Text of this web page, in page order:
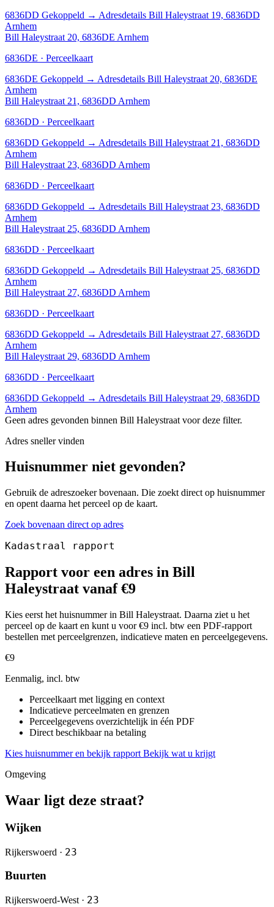
6836DD Gekoppeld → Adresdetails Bill Haleystraat 19, 6836DD
Arnhem
Bill Haleystraat 20, 6836DE Arnhem
6836DE · Perceelkaart
6836DE Gekoppeld → Adresdetails Bill Haleystraat 20, 6836DE
Arnhem
Bill Haleystraat 21, 6836DD Arnhem
6836DD · Perceelkaart
6836DD Gekoppeld → Adresdetails Bill Haleystraat 21, 6836DD
Arnhem
Bill Haleystraat 23, 6836DD Arnhem
6836DD · Perceelkaart
6836DD Gekoppeld → Adresdetails Bill Haleystraat 23, 6836DD
Arnhem
Bill Haleystraat 25, 6836DD Arnhem
6836DD · Perceelkaart
6836DD Gekoppeld → Adresdetails Bill Haleystraat 25, 6836DD
Arnhem
Bill Haleystraat 27, 6836DD Arnhem
6836DD · Perceelkaart
6836DD Gekoppeld → Adresdetails Bill Haleystraat 27, 6836DD
Arnhem
Bill Haleystraat 29, 6836DD Arnhem
6836DD · Perceelkaart
6836DD Gekoppeld → Adresdetails Bill Haleystraat 29, 6836DD
Arnhem
Geen adres gevonden binnen Bill Haleystraat voor deze filter.
Adres sneller vinden
Huisnummer niet gevonden?
Gebruik de adreszoeker bovenaan. Die zoekt direct op huisnummer
en opent daarna het perceel op de kaart.
Zoek bovenaan direct op adres
Kadastraal rapport
Rapport voor een adres in Bill
Haleystraat vanaf €9
Kies eerst het huisnummer in Bill Haleystraat. Daarna ziet u het
perceel op de kaart en kunt u voor €9 incl. btw een PDF-rapport
bestellen met perceelgrenzen, indicatieve maten en perceelgegevens.
€9
Eenmalig, incl. btw
Perceelkaart met ligging en context
Indicatieve perceelmaten en grenzen
Perceelgegevens overzichtelijk in één PDF
Direct beschikbaar na betaling
Kies huisnummer en bekijk rapport Bekijk wat u krijgt
Omgeving
Waar ligt deze straat?
Wijken
Rijkerswoerd · 23
Buurten
Rijkerswoerd-West · 23